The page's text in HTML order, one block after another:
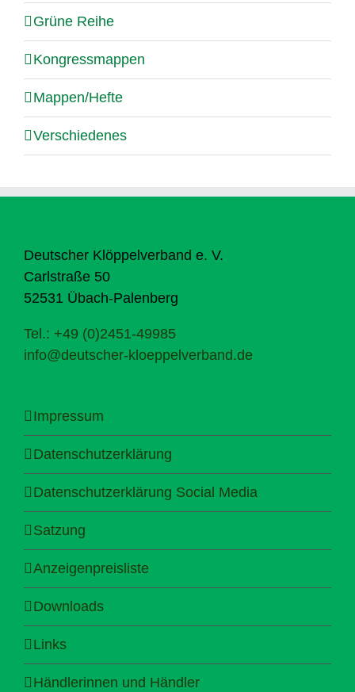
Grüne Reihe
Kongressmappen
Mappen/Hefte
Verschiedenes
Deutscher Klöppelverband e. V.
Carlstraße 50
52531 Übach-Palenberg
Tel.: +49 (0)2451-49985
info@deutscher-kloeppelverband.de
Impressum
Datenschutzerklärung
Datenschutzerklärung Social Media
Satzung
Anzeigenpreisliste
Downloads
Links
Händlerinnen und Händler